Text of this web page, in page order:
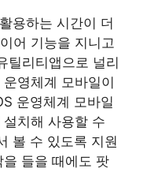
용하는 시간이 더
어 기능을 지니고
틸리티앱으로 널리
영체계 모바일이
운영체계 모바일
치해 사용할 수
볼 수 있도록 지원
들을 때에도 팟